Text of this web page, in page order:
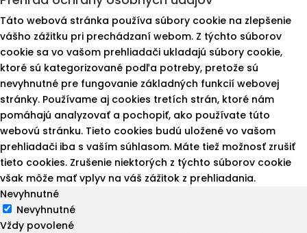
Táto webová stránka používa súbory cookie na zlepšenie
vášho zážitku pri prechádzaní webom. Z týchto súborov
cookie sa vo vašom prehliadači ukladajú súbory cookie,
ktoré sú kategorizované podľa potreby, pretože sú
nevyhnutné pre fungovanie základných funkcií webovej
stránky. Používame aj cookies tretích strán, ktoré nám
pomáhajú analyzovať a pochopiť, ako používate túto
webovú stránku. Tieto cookies budú uložené vo vašom
prehliadači iba s vaším súhlasom. Máte tiež možnosť zrušiť
tieto cookies. Zrušenie niektorých z týchto súborov cookie
však môže mať vplyv na váš zážitok z prehliadania.
Nevyhnutné
Nevyhnutné
Vždy povolené